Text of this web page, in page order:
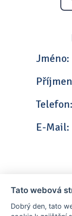
Jméno:
Telefon:
E-Mail:
Tato webová
Dobrý den, tato